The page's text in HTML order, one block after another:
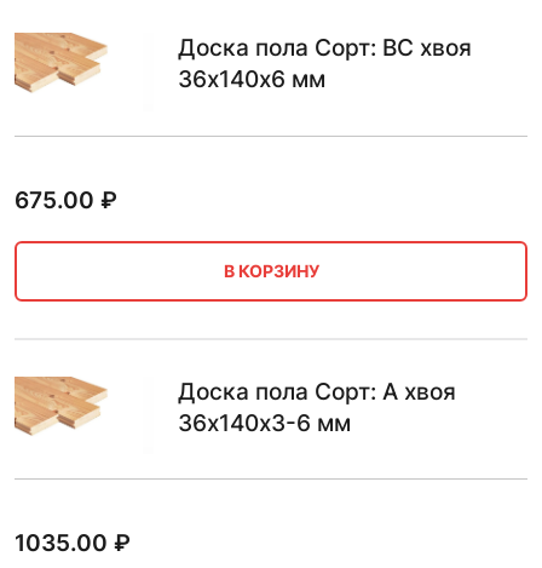
Доска пола Сорт: BC хвоя
36х140х6 мм
675.00 ₽
В КОРЗИНУ
Доска пола Сорт: А хвоя
36х140х3-6 мм
1035.00 ₽